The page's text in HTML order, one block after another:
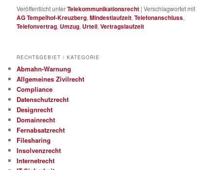
Veröffentlicht unterTelekommunikationsrecht |Verschlagwortet mit
AG Tempelhof-Kreuzberg,Mindestlaufzeit,Telefonanschluss,
Telefonvertrag, Umzug, Urteil,Vertragslaufzeit
RECHTSGEBIET / KATEGORIE
Abmahn-Warnung
Allgemeines Zivilrecht
Compliance
Datenschutzrecht
Designrecht
Domainrecht
Fernabsatzrecht
Filesharing
Insolvenzrecht
Internetrecht